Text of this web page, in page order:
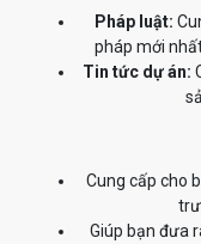
Pháp luật:
pháp mới
Tin tức dự án:
Cung cấp cho
Giúp bạn đưa